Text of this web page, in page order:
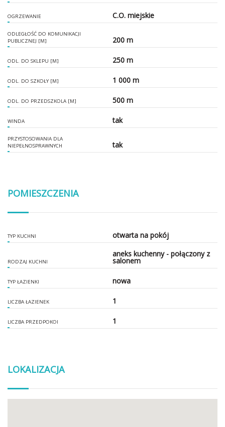
OGRZEWANIE C.O. miejskie
ODLEGŁOŚĆ DO KOMUNIKACJI
PUBLICZNEJ [M]
200 m
ODL. DO SKLEPU [M] 250 m
ODL. DO SZKOŁY [M] 1 000 m
ODL. DO PRZEDSZKOLA [M] 500 m
WINDA tak
PRZYSTOSOWANIA DLA
NIEPEŁNOSPRAWNYCH
tak
POMIESZCZENIA
TYP KUCHNI otwarta na pokój
RODZAJ KUCHNI
aneks kuchenny - połączony z
salonem
TYP ŁAZIENKI nowa
LICZBA ŁAZIENEK 1
LICZBA PRZEDPOKOI 1
LOKALIZACJA